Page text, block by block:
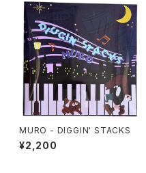
MURO - DIGGIN' STACKS
¥2,200